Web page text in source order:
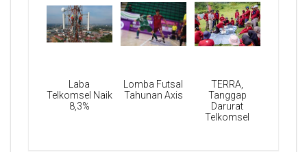
Laba
Telkomsel Naik
8,3%
Lomba Futsal
Tahunan Axis
TERRA,
Tanggap
Darurat
Telkomsel